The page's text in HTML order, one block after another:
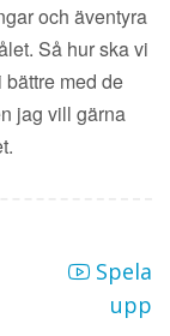
och äventyra
Så hur ska vi
med de
jag vill gärna
Spela
upp